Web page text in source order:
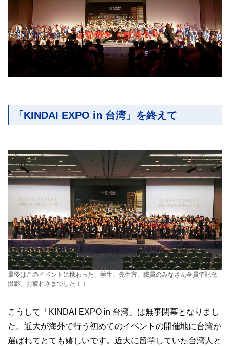
「KINDAI EXPO in 台湾」を終えて
最後はこのイベントに携わった、学生、先生方、職員のみなさん全員で記念
撮影。お疲れさまでした！！
こうして「KINDAI EXPO in 台湾」は無事閉幕となりまし
た。近大が海外で行う初めてのイベントの開催地に台湾が
選ばれてとても嬉しいです。近大に留学していた台湾人と